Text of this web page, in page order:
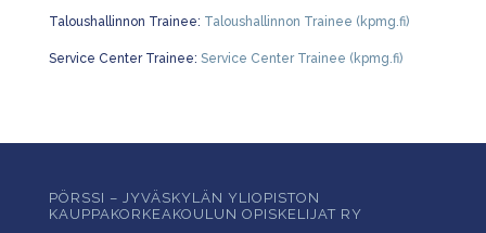
Taloushallinnon Trainee: Taloushallinnon Trainee (kpmg.fi)
Service Center Trainee: Service Center Trainee (kpmg.fi)
PÖRSSI – JYVÄSKYLÄN YLIOPISTON
KAUPPAKORKEAKOULUN OPISKELIJAT RY